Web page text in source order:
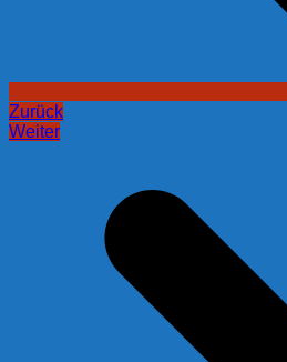
Zurück
Weiter